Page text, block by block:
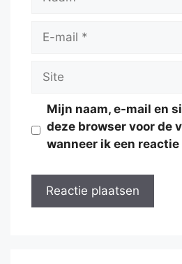
Site
Mijn naam, e-mail en
deze browser voor de
wanneer ik een